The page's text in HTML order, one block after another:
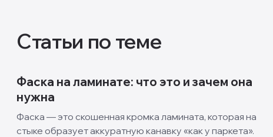
Статьи по теме
Фаска на ламинате: что это и зачем она
нужна
Фаска — это скошенная кромка ламината, которая на
стыке образует аккуратную канавку «как у паркета».